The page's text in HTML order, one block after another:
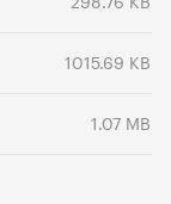
1015.69 KB
1.07 MB